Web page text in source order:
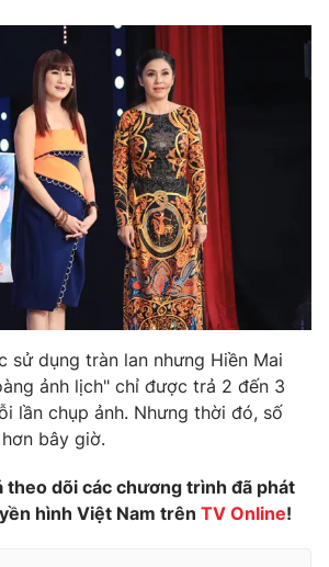
024-7300.7108
mọi hình thức nếu không có sự chấp
Ghi rõ nguồn VTV.vn khi phát hành lại
sử dụng tràn lan nhưng Hiền Mai
ảnh lịch" chỉ được trả 2 đến 3
lần chụp ảnh. Nhưng thời đó, số
bây giờ.
theo dõi các chương trình đã phát
hình Việt Nam trên TV Online!